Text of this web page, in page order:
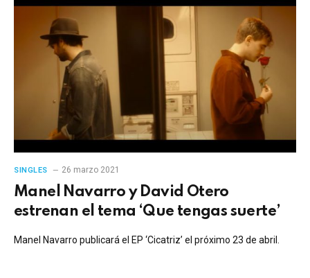
SINGLES 26 marzo 2021
Manel Navarro y David Otero
estrenan el tema ‘Que tengas suerte’
Manel Navarro publicará el EP ‘Cicatriz’ el próximo 23 de abril.